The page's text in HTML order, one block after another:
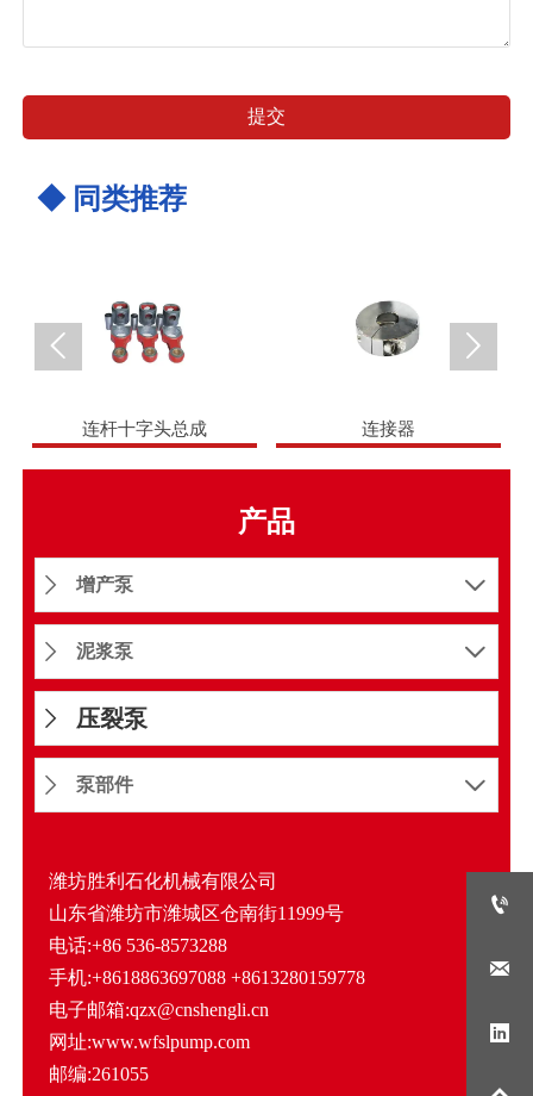
提交
◆ 同类推荐
连杆十字头总成 连接器
 
产品
 增产泵 
 泥浆泵 
 压裂泵
 泵部件 
潍坊胜利石化机械有限公司
山东省潍坊市潍城区仓南街11999号
电话:+86 536-8573288
手机:+8618863697088 +8613280159778
电子邮箱:qzx@cnshengli.cn
网址:www.wfslpump.com
邮编:261055


